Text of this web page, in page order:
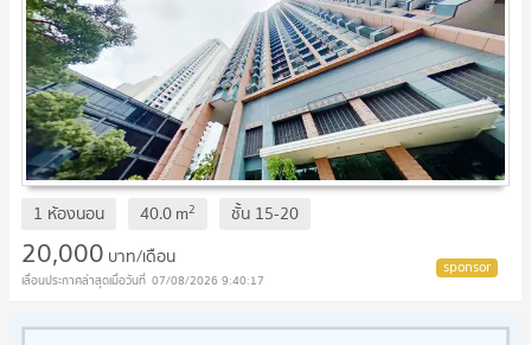
1 ห้องนอน 40.0m2 ชั้น 15-20
20,000 บาท/เดือน
07/08/2026 9:40:17